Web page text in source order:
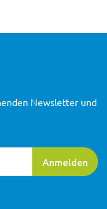
Anmelden
Newsletter und